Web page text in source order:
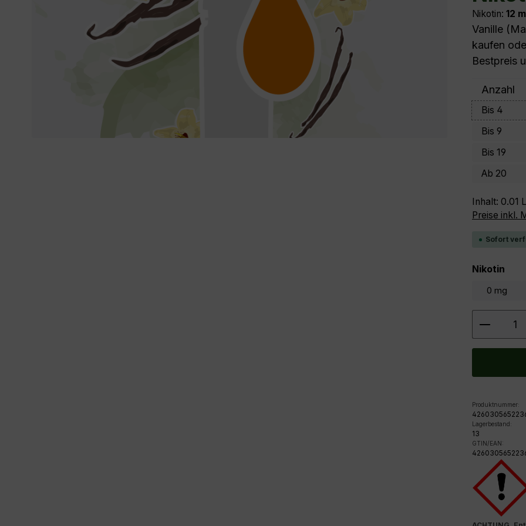
Nikotin: 12
Vanille
kaufen
Bestpreis
Anzahl
Bis 4
Bis 9
Bis 19
Ab 20
Inhalt: 0.01
Preise inkl.
Sofort
Nikotin
0 mg
Produktnummer:
Lagerbestand:
13
GTIN/EAN: